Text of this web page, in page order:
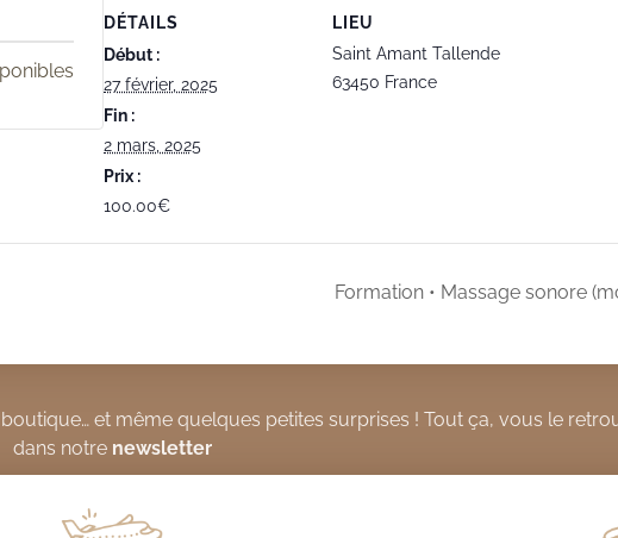
DÉTAILS
Début :
27 février, 2025
Fin :
2 mars, 2025
Prix :
100.00€
LIEU
Saint Amant Tallende
63450 France
Formation • Massage sonore
et même quelques petites surprises ! Tout ça, vous le
dans notre newsletter